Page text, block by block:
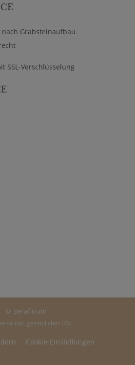
Grabsteinaufbau
SSL-Verschlüsselung
© Serafinum
inkl. gesetzlicher USt.
Cookie-Einstellungen